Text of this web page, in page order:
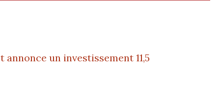
annonce un investissement 11,5